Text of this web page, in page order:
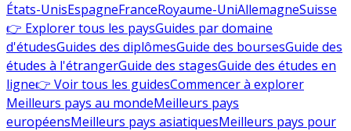
États-UnisEspagneFranceRoyaume-UniAllemagneSuisse
👉 Explorer tous les paysGuides par domaine
d'étudesGuides des diplômesGuide des boursesGuide des
études à l'étrangerGuide des stagesGuide des études en
ligne👉 Voir tous les guidesCommencer à explorer
Meilleurs pays au mondeMeilleurs pays
européensMeilleurs pays asiatiquesMeilleurs pays pour